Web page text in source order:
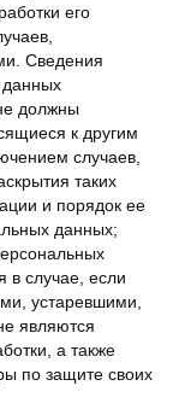
его
Сведения
данных
должны
к другим
случаев,
таких
и порядок ее
данных;
в случае, если
устаревшими,
являются
а также
по защите своих